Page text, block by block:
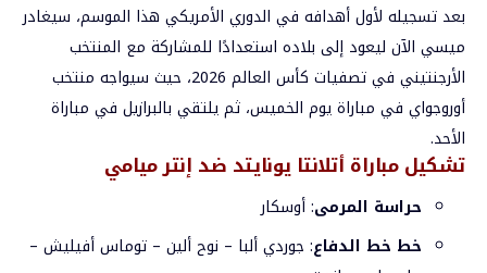
بعد تسجيله لأول أهدافه في الدوري الأمريكي هذا الموسم، سيغادر
ميسي الآن ليعود إلى بلاده استعدادًا للمشاركة مع المنتخب
الأرجنتيني في تصفيات كأس العالم 2026، حيث سيواجه منتخب
أوروجواي في مباراة يوم الخميس، ثم يلتقي بالبرازيل في مباراة
الأحد.
تشكيل مباراة أتلانتا يونايتد ضد إنتر ميامي
حراسة المرمى: أوسكار
خط خط الدفاع: جوردي ألبا – نوح ألين – توماس أفيليش –